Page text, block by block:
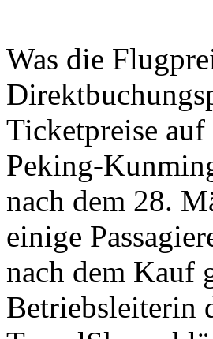
Was die
Ticketpreise
Peking-
nach dem 28.
einige
nach dem Kauf
Betriebsleiterin